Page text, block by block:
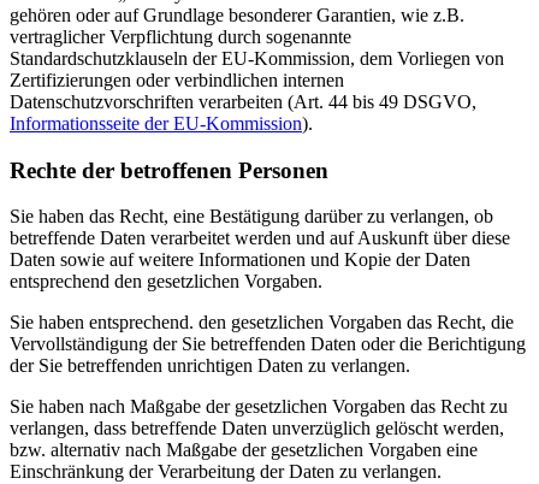
gehören oder auf Grundlage besonderer Garantien, wie z.B.
vertraglicher Verpflichtung durch sogenannte
Standardschutzklauseln der EU-Kommission, dem Vorliegen von
Zertifizierungen oder verbindlichen internen
Datenschutzvorschriften verarbeiten (Art. 44 bis 49 DSGVO,
Informationsseite der EU-Kommission).
Rechte der betroffenen Personen
Sie haben das Recht, eine Bestätigung darüber zu verlangen, ob
betreffende Daten verarbeitet werden und auf Auskunft über diese
Daten sowie auf weitere Informationen und Kopie der Daten
entsprechend den gesetzlichen Vorgaben.
Sie haben entsprechend. den gesetzlichen Vorgaben das Recht, die
Vervollständigung der Sie betreffenden Daten oder die Berichtigung
der Sie betreffenden unrichtigen Daten zu verlangen.
Sie haben nach Maßgabe der gesetzlichen Vorgaben das Recht zu
verlangen, dass betreffende Daten unverzüglich gelöscht werden,
bzw. alternativ nach Maßgabe der gesetzlichen Vorgaben eine
Einschränkung der Verarbeitung der Daten zu verlangen.